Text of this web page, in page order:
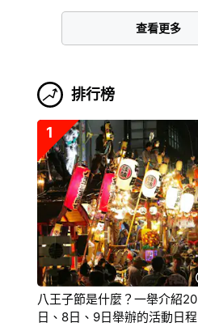
查看更多
排行榜
1
八王子節是什麼？一舉介紹
日、8日、9日舉辦的活動日程